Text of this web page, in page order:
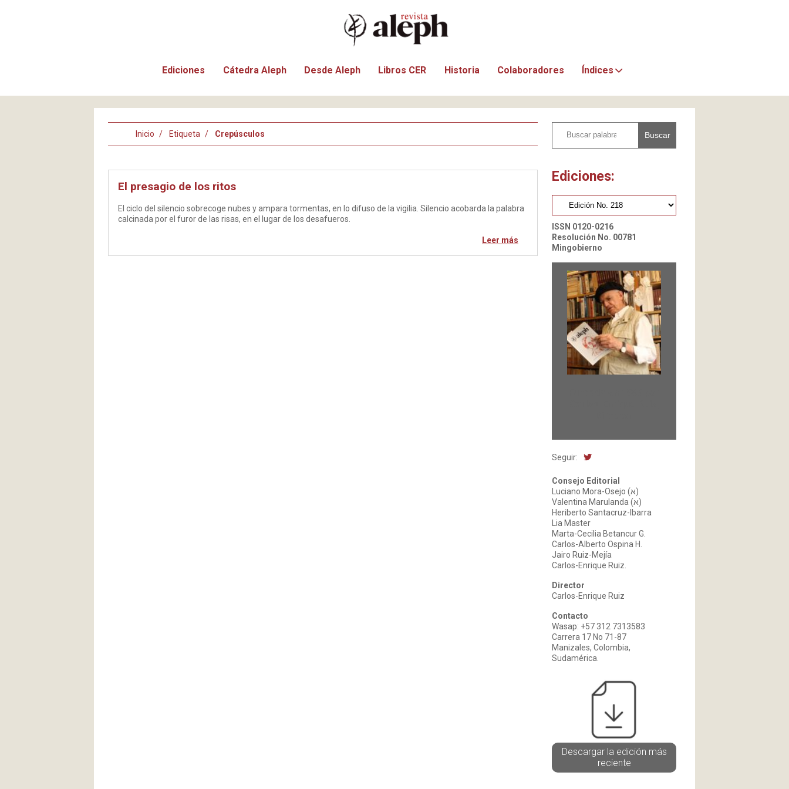
Ediciones Cátedra Aleph Desde Aleph Libros CER Historia Colaboradores Índices
Inicio Etiqueta Crepúsculos
El presagio de los ritos
El ciclo del silencio sobrecoge nubes y ampara tormentas, en lo difuso de la vigilia. Silencio acobarda la palabra
calcinada por el furor de las risas, en el lugar de los desafueros.
Leer más
Buscar
Ediciones:
ISSN 0120-0216
Resolución No. 00781
Mingobierno
Seguir:
Consejo Editorial
Luciano Mora-Osejo (א)
Valentina Marulanda (א)
Heriberto Santacruz-Ibarra
Lia Master
Marta-Cecilia Betancur G.
Carlos-Alberto Ospina H.
Jairo Ruiz-Mejía
Carlos-Enrique Ruiz.
Director
Carlos-Enrique Ruiz
Contacto
Wasap: +57 312 7313583
Carrera 17 No 71-87
Manizales, Colombia,
Sudamérica.
Descargar la edición más
reciente